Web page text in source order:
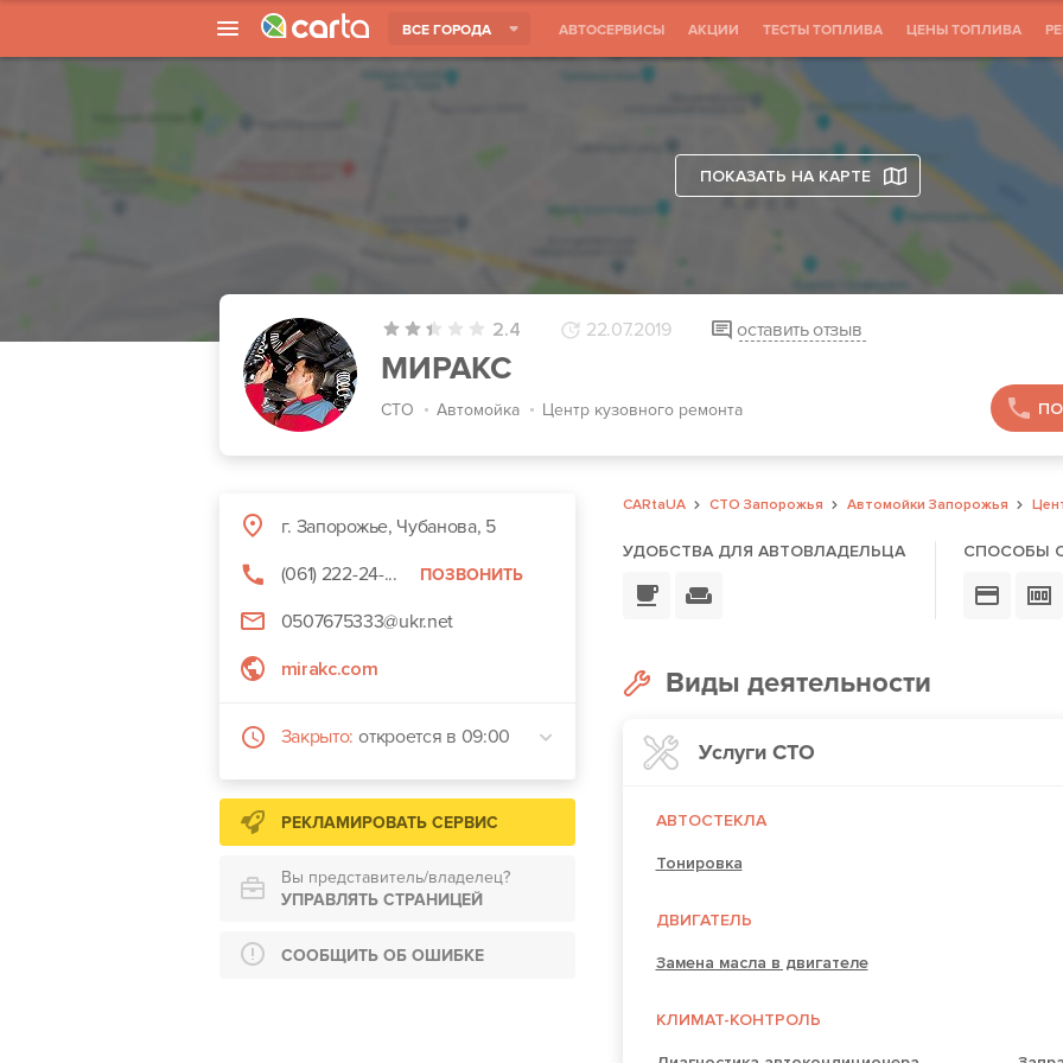
ВСЕ ГОРОДА АВТОСЕРВИСЫ АКЦИИ ТЕСТЫ ТОПЛИВА ЦЕНЫ ТОПЛИВА
ПОКАЗАТЬ НА КАРТЕ
2.4 22.07.2019 оставить отзыв
МИРАКС
СТО Автомойка Центр кузовного ремонта
г. Запорожье, Чубанова, 5
(061) 222-24-...
ПОЗВОНИТЬ
0507675333@ukr.net
mirakc.com
Закрыто: откроется в 09:00
РЕКЛАМИРОВАТЬ СЕРВИС
Вы представитель/владелец?
УПРАВЛЯТЬ СТРАНИЦЕЙ
СООБЩИТЬ ОБ ОШИБКЕ
CARtaUA СТО Запорожья Автомойки Запорожья
УДОБСТВА ДЛЯ АВТОВЛАДЕЛЬЦА СПОСОБЫ
Виды деятельности
Услуги СТО
АВТОСТЕКЛА
Тонировка
ДВИГАТЕЛЬ
Замена масла в двигателе
КЛИМАТ-КОНТРОЛЬ